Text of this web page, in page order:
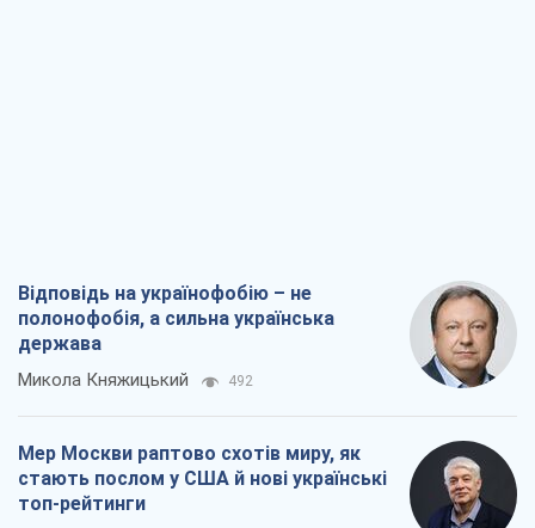
Відповідь на українофобію – не
полонофобія, а сильна українська
держава
Микола Княжицький 492
Мер Москви раптово схотів миру, як
стають послом у США й нові українські
топ-рейтинги